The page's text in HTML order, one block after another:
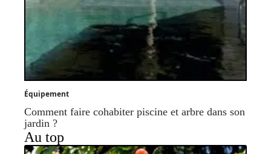
Équipement
Comment faire cohabiter piscine et arbre dans son
jardin ?
Au top